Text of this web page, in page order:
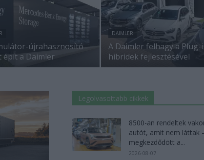
újrahasznosító
épít a Daimler
DAIMLER
A Daimler felhagy a Plug-
hibridek fejlesztésével
Legolvasottabb cikkek
8500-an rendeltek
autót, amit nem láttak
megkezdődött a...
2026-08-07